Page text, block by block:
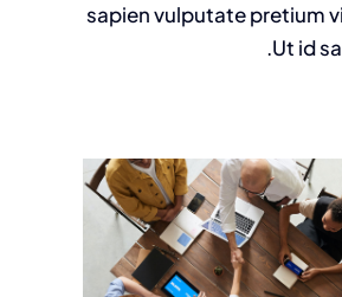
sapien vulputate pretium
Ut id